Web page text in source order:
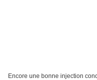
Encore une bonne injection